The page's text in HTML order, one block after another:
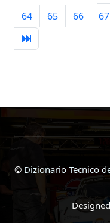
64
65 66 67
© Dizionario Tecnico